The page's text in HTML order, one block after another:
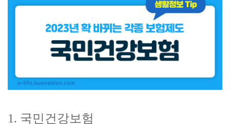
1. 국민건강보험